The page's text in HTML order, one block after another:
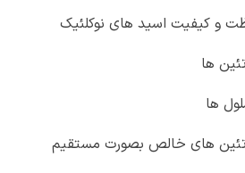
و کیفیت اسید های نوکلئیک
ها
ها
های خالص بصورت مستقیم